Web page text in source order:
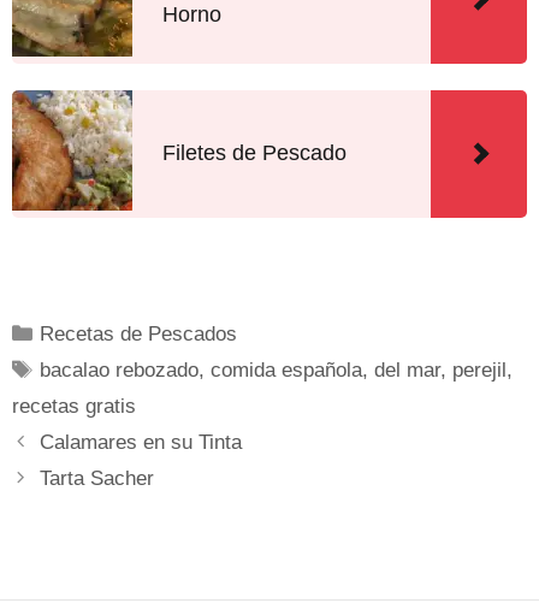
Horno
Filetes de Pescado
Recetas de Pescados
bacalao rebozado,comida española,del mar, perejil,
recetas gratis
Calamares en su Tinta
Tarta Sacher